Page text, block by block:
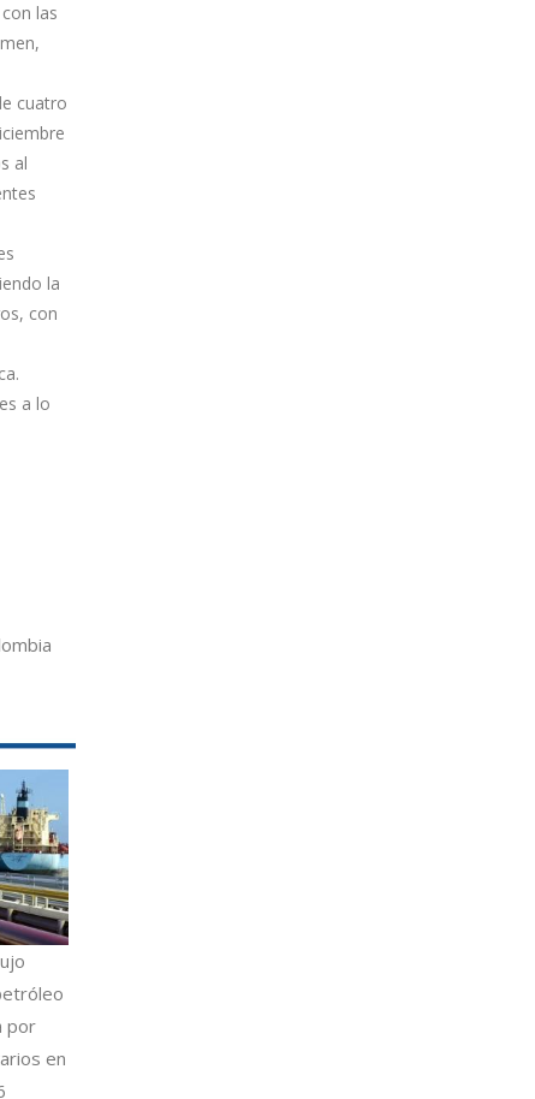
las
cuatro
al
la
con
a lo
por
en